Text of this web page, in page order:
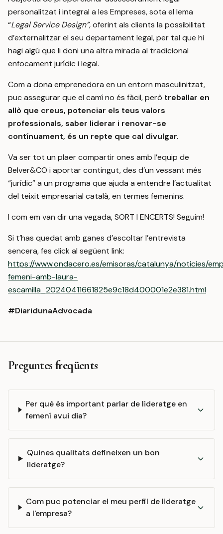
personalitzat i integral a les Empreses, sota el lema
“Legal Service Design”,oferint als clients la possibilitat
d’externalitzar el seu departament legal, per tal que hi
hagi algú que li doni una altra mirada al tradicional
enfocament jurídic i legal.
Com a dona emprenedora en un entorn masculinitzat,
puc assegurar que el camí no és fàcil, però treballar en
allò que creus, potenciar els teus valors
professionals, saber liderar i renovar-se
contínuament, és un repte que cal divulgar.
Va ser tot un plaer compartir ones amb l’equip de
Belver&CO i aportar contingut, des d’un vessant més
“jurídic” a un programa que ajuda a entendre l’actualitat
del teixit empresarial català, en termes femenins.
I com em van dir una vegada, SORT I ENCERTS! Seguim!
Si t’has quedat amb ganes d’escoltar l’entrevista
sencera, fes click al següent link:
https://www.ondacero.es/emisoras/catalunya/noticies/
femeni-amb-laura-
escamilla_20240411661825e9c18d400001e2e381.html
#DiaridunaAdvocada
Preguntes freqüents
Per què és important parlar de lideratge en
femení avui dia?
Quines qualitats defineixen un bon
lideratge?
Com puc potenciar el meu perfil de lideratge
a l'empresa?